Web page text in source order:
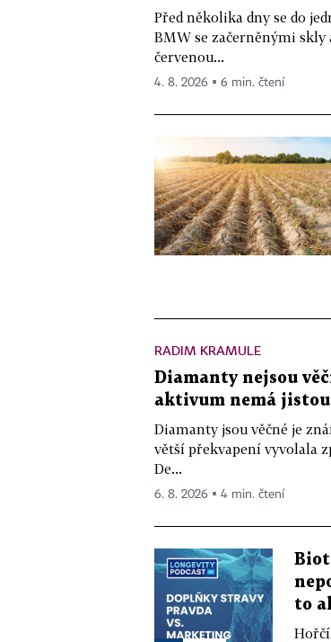
Před několika dny se do
BMW se začerněnými
červenou...
4. 8. 2026 ▪ 6 min. čtení
RADIM KRAMULE
Diamanty nejsou
aktivum nemá
Diamanty jsou věčné je
větší překvapení vyvolala
De...
6. 8. 2026 ▪ 4 min. čtení
to